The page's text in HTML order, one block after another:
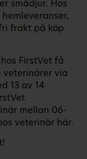
smådjur. Hos
frakt på köp
FirstVet få
via
13 av 14
mellan 06-
veterinär här.